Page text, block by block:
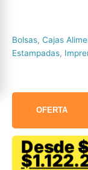
Bolsas, Cajas
Estampadas,
OFERTA
Desde
El
$